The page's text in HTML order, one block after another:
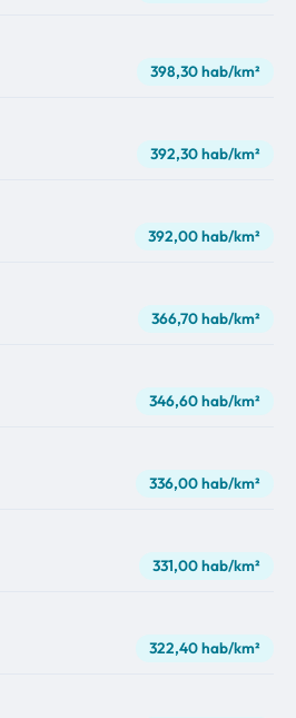
398,30 hab/km²
392,30 hab/km²
392,00 hab/km²
366,70 hab/km²
346,60 hab/km²
336,00 hab/km²
331,00 hab/km²
322,40 hab/km²